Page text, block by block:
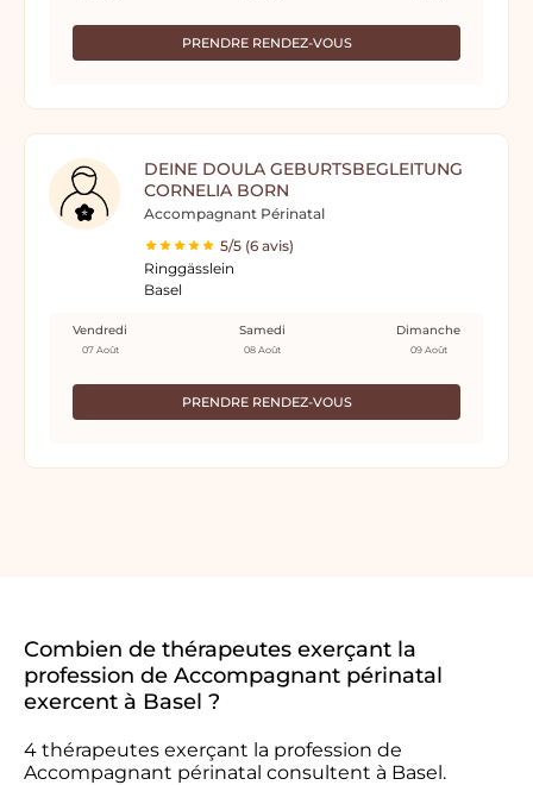
PRENDRE RENDEZ-VOUS
DEINE DOULA GEBURTSBEGLEITUNG
CORNELIA BORN
Accompagnant Périnatal
5/5 (6 avis)
Ringgässlein
Basel
PRENDRE RENDEZ-VOUS
Vendredi
07 Août
Samedi
08 Août
Dimanche
09 Août
Combien de thérapeutes exerçant la
profession de Accompagnant périnatal
exercent à Basel ?
4 thérapeutes exerçant la profession de
Accompagnant périnatal consultent à Basel.